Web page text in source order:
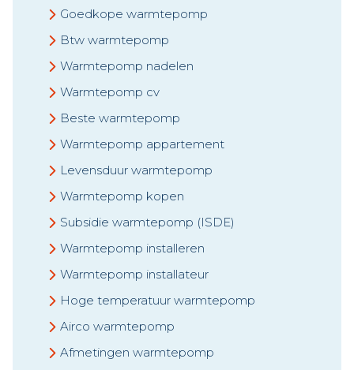
Goedkope warmtepomp
Btw warmtepomp
Warmtepomp nadelen
Warmtepomp cv
Beste warmtepomp
Warmtepomp appartement
Levensduur warmtepomp
Warmtepomp kopen
Subsidie warmtepomp (ISDE)
Warmtepomp installeren
Warmtepomp installateur
Hoge temperatuur warmtepomp
Airco warmtepomp
Afmetingen warmtepomp